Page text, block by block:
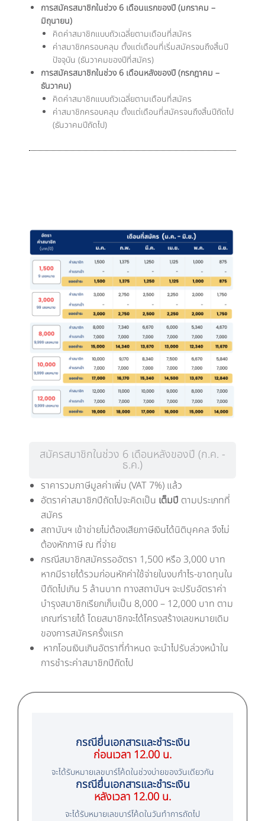
การสมัครสมาชิกในช่วง 6 เดือนแรกของปี (มกราคม –
มิถุนายน)
คิดค่าสมาชิกแบบถัวเฉลี่ยตามเดือนที่สมัคร
ค่าสมาชิกครอบคลุม ตั้งแต่เดือนที่เริ่มสมัครจนถึงสิ้นปี
ปัจจุบัน (ธันวาคมของปีที่สมัคร)
การสมัครสมาชิกในช่วง 6 เดือนหลังของปี (กรกฎาคม –
ธันวาคม)
คิดค่าสมาชิกแบบถัวเฉลี่ยตามเดือนที่สมัคร
ค่าสมาชิกครอบคลุม ตั้งแต่เดือนที่สมัครจนถึงสิ้นปีถัดไป
(ธันวาคมปีถัดไป)
สมัครสมาชิกในช่วง 6 เดือนหลังของปี (ก.ค. -
ธ.ค.)
ราคารวมภาษีมูลค่าเพิ่ม (VAT 7%) แล้ว
อัตราค่าสมาชิกปีถัดไปจะคิดเป็น เต็มปี ตามประเภทที่
สมัคร
สถาบันฯ เข้าข่ายไม่ต้องเสียภาษีเงินได้นิติบุคคล จึงไม่
ต้องหักภาษี ณ ที่จ่าย
กรณีสมาชิกสมัครรออัตรา 1,500 หรือ 3,000 บาท
หากมีรายได้รวมก่อนหักค่าใช้จ่ายในงบกำไร-ขาดทุนใน
ปีถัดไปเกิน 5 ล้านบาท ทางสถาบันฯ จะปรับอัตราค่า
บำรุงสมาชิกเรียกเก็บเป็น 8,000 – 12,000 บาท ตาม
เกณฑ์รายได้ โดยสมาชิกจะได้โครงสร้างเลขหมายเดิม
ของการสมัครครั้งแรก
หากโอนเงินเกินอัตราที่กำหนด จะนำไปรับล่วงหน้าใน
การชำระค่าสมาชิกปีถัดไป
กรณียื่นเอกสารและชำระเงิน
ก่อนเวลา 12.00 น.
จะได้รับหมายเลขบาร์โค้ดในช่วงบ่ายของวันเดียวกัน
กรณียื่นเอกสารและชำระเงิน
หลังเวลา 12.00 น.
จะได้รับหมายเลขบาร์โค้ดในวันทำการถัดไป